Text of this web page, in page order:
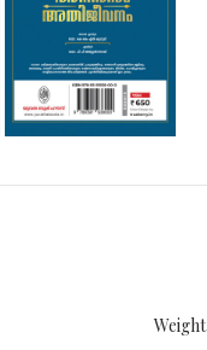
Weight